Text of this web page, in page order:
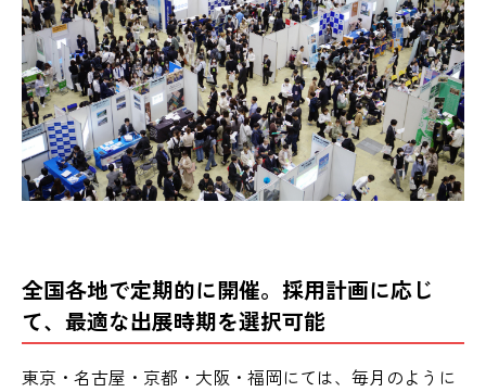
全国各地で定期的に開催。採用計画に応じ
て、最適な出展時期を選択可能
東京・名古屋・京都・大阪・福岡にては、毎月のように